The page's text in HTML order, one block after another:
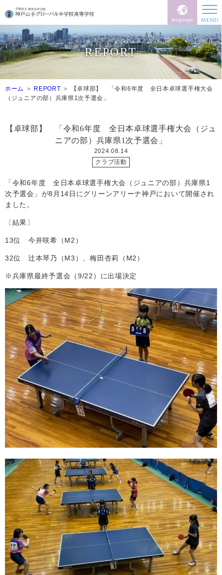
language
REPORT
ホーム REPORT
【卓球部】 「令和6年度 全日本卓球選手権大会
（ジュニアの部）兵庫県1次予選会」
【卓球部】 「令和6年度 全日本卓球選手権大会（ジュ
ニアの部）兵庫県1次予選会」
2024.08.14
クラブ活動
「令和6年度 全日本卓球選手権大会（ジュニアの部）兵庫県1
次予選会」が8 月 14日にグリーンアリーナ神戸において開催され
ました。
〔結果〕
13位 今井咲希（M2 ）
32位 辻本琴乃（M3 ）、梅田杏莉（ M2 ）
※兵庫県最終予選会（9/22 ）に出場決定